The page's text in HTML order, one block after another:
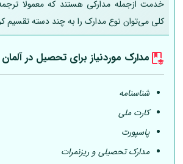
خدمت ازجمله مدارکی هستند که معمولا
کلی می‌توان نوع مدارک را به چند دسته تقسیم
مدارک موردنیاز برای تحصیل درآلمان
شناسنامه
کارت ملی
پاسپورت
مدارک تحصیلی و ریزنمرات